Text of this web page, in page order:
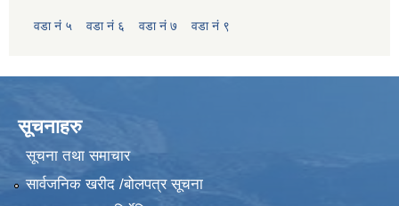
वडा नं ५ वडा नं ६ वडा नं ७ वडा नं ९
सूचनाहरु
सूचना तथा समाचार
सार्वजनिक खरीद /बोलपत्र सूचना